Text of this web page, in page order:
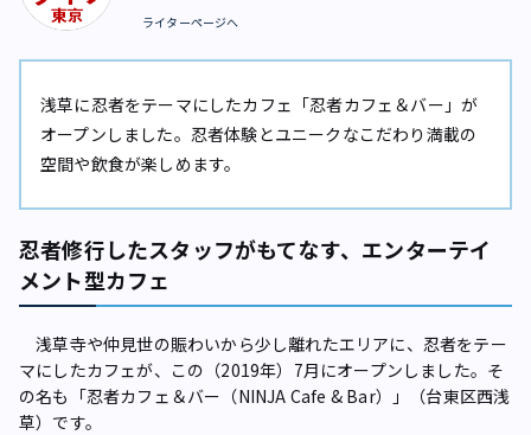
ライターページへ
浅草に忍者をテーマにしたカフェ「忍者カフェ＆バー」が
オープンしました。忍者体験とユニークなこだわり満載の
空間や飲食が楽しめます。
忍者修行したスタッフがもてなす、エンターテイ
メント型カフェ
浅草寺や仲見世の賑わいから少し離れたエリアに、忍者をテー
マにしたカフェが、この（2019年）7月にオープンしました。そ
の名も「忍者カフェ＆バー（NINJA Cafe & Bar）」（台東区西浅
草）です。